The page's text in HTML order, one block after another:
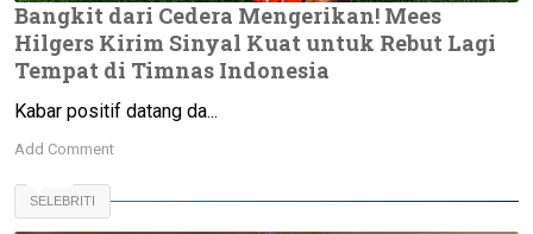
Bangkit dari Cedera Mengerikan! Mees
Hilgers Kirim Sinyal Kuat untuk Rebut Lagi
Tempat di Timnas Indonesia
Kabar positif datang da...
Add Comment
SELEBRITI